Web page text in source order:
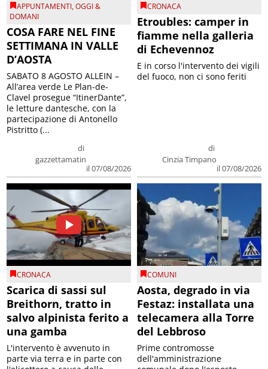
APPUNTAMENTI,OGGI &
DOMANI
COSA FARE NEL FINE
SETTIMANA IN VALLE
D’AOSTA
di
gazzettamatin
il 07/08/2026
SABATO 8 AGOSTO ALLEIN –
All’area verde Le Plan-de-
Clavel prosegue “ItinerDante”,
le letture dantesche, con la
partecipazione di Antonello
Pistritto (...
CRONACA
Etroubles: camper in
fiamme nella galleria
di Echevennoz
di
Cinzia Timpano
il 07/08/2026
E in corso l'intervento dei vigili
del fuoco, non ci sono feriti
CRONACA
Scarica di sassi sul
Breithorn, tratto in
salvo alpinista ferito a
una gamba
L'intervento è avvenuto in
parte via terra e in parte con
COMUNI
Aosta, degrado in via
Festaz: installata una
telecamera alla Torre
del Lebbroso
Prime contromosse
dell'amministrazione